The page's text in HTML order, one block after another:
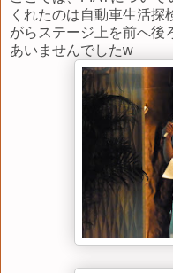
くれたのは自動車生活探
がらステージ上を前へ後
あいませんでしたw